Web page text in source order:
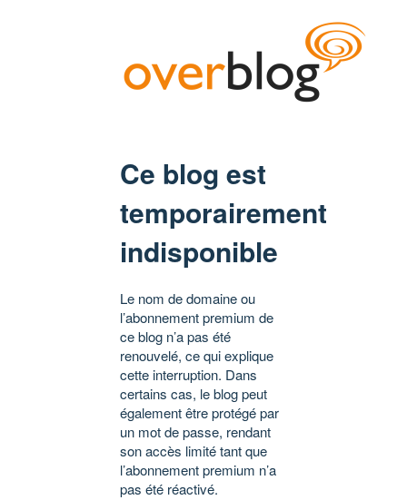
Ce blog est
temporairement
indisponible
Le nom de domaine ou
l’abonnement premium de
ce blog n’a pas été
renouvelé, ce qui explique
cette interruption. Dans
certains cas, le blog peut
également être protégé par
un mot de passe, rendant
son accès limité tant que
l’abonnement premium n’a
pas été réactivé.